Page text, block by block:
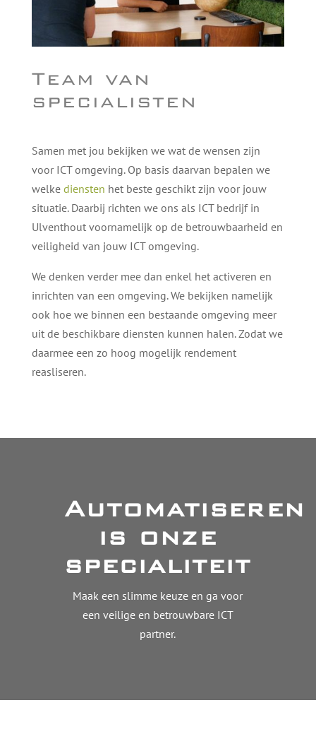
Team van
specialisten
Samen met jou bekijken we wat de wensen zijn
voor ICT omgeving. Op basis daarvan bepalen we
welke diensten het beste geschikt zijn voor jouw
situatie. Daarbij richten we ons als ICT bedrijf in
Ulventhout voornamelijk op de betrouwbaarheid en
veiligheid van jouw ICT omgeving.
We denken verder mee dan enkel het activeren en
inrichten van een omgeving. We bekijken namelijk
ook hoe we binnen een bestaande omgeving meer
uit de beschikbare diensten kunnen halen. Zodat we
daarmee een zo hoog mogelijk rendement
reasliseren.
Automatiseren
is onze
specialiteit
Maak een slimme keuze en ga voor
een veilige en betrouwbare ICT
partner.